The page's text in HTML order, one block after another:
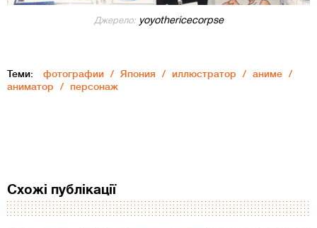
Джерело:yoyothericecorpse
Теми: фотографии Япония иллюстратор
аниме
аниматор
персонаж
Схожі публікації